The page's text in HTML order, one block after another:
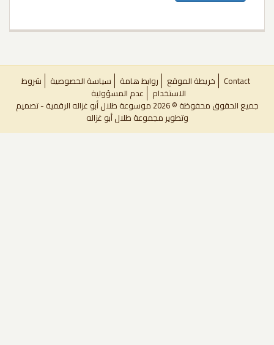
Contact خريطة الموقع روابط هامة سياسة الخصوصية شروط
الاستخدام عدم المسؤولية
جميع الحقوق محفوظة © 2026 موسوعة طلال أبو غزاله الرقمية - تصميم
وتطويرمجموعة طلال أبو غزاله